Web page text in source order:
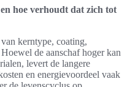
hoe verhoudt dat zich tot
kerntype, coating,
de aanschaf hoger kan
levert de langere
en energievoordeel vaak